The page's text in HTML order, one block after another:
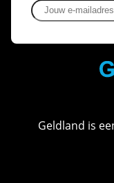
Jouw e-mailadres
Geldland is